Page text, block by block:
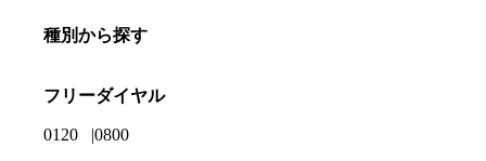
種別から探す
フリーダイヤル
0120 0800